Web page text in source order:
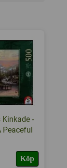
-
Peaceful
Köp